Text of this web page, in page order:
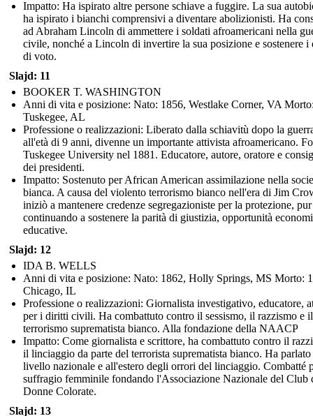
Impatto: Ha ispirato altre persone schiave a fuggire. La sua
ha ispirato i bianchi comprensivi a diventare abolizionisti. Ha
ad Abraham Lincoln di ammettere i soldati afroamericani nella
civile, nonché a Lincoln di invertire la sua posizione e sostenere i
di voto.
Slajd: 11
BOOKER T. WASHINGTON
Anni di vita e posizione: Nato: 1856, Westlake Corner, VA
Tuskegee, AL
Professione o realizzazioni: Liberato dalla schiavitù dopo la
all'età di 9 anni, divenne un importante attivista afroamericano.
Tuskegee University nel 1881. Educatore, autore, oratore e
dei presidenti.
Impatto: Sostenuto per African American assimilazione nella
bianca. A causa del violento terrorismo bianco nell'era di Jim
iniziò a mantenere credenze segregazioniste per la protezione, pur
continuando a sostenere la parità di giustizia, opportunità
educative.
Slajd: 12
IDA B. WELLS
Anni di vita e posizione: Nato: 1862, Holly Springs, MS Morto:
Chicago, IL
Professione o realizzazioni: Giornalista investigativo, educatore,
per i diritti civili. Ha combattuto contro il sessismo, il razzismo e il
terrorismo suprematista bianco. Alla fondazione della NAACP
Impatto: Come giornalista e scrittore, ha combattuto contro il
il linciaggio da parte del terrorista suprematista bianco. Ha parlato
livello nazionale e all'estero degli orrori del linciaggio. Combatté
suffragio femminile fondando l'Associazione Nazionale del Club
Donne Colorate.
Slajd: 13